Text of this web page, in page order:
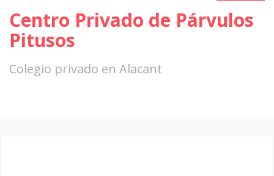
Centro Privado de Párvulos
Pitusos
Colegio privado en Alacant